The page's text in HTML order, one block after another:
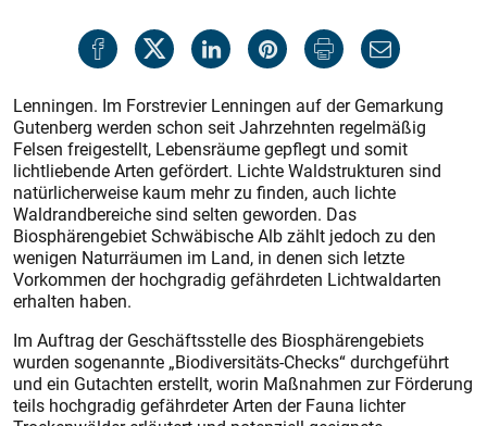
Lenningen. Im Forstrevier Lenningen auf der Gemarkung
Gutenberg werden schon seit Jahrzehnten regelmäßig
Felsen freigestellt, Lebensräume gepflegt und somit
lichtliebende Arten gefördert. Lichte Waldstrukturen sind
natürlicherweise kaum mehr zu finden, auch lichte
Waldrandbereiche sind selten geworden. Das
Biosphärengebiet Schwäbische Alb zählt jedoch zu den
wenigen Naturräumen im Land, in denen sich letzte
Vorkommen der hochgradig gefährdeten Lichtwaldarten
erhalten haben.
Im Auftrag der Geschäftsstelle des Biosphärengebiets
wurden sogenannte „Biodiversitäts-Checks“ durchgeführt
und ein Gutachten erstellt, worin Maßnahmen zur Förderung
teils hochgradig gefährdeter Arten der Fauna lichter